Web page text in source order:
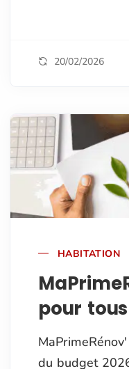
20/02/2026
HABITATION
pour
du budget